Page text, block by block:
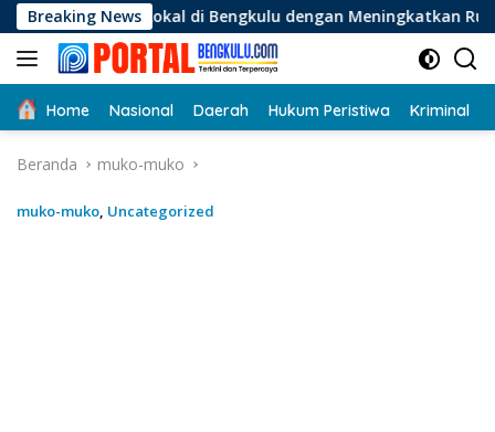
Langsung
ke
konten
Breaking News
di Bengkulu dengan Meningkatkan Ruang Publik dan
Home Nasional Daerah Hukum Peristiwa Kriminal
Beranda muko-muko
muko-muko, Uncategorized